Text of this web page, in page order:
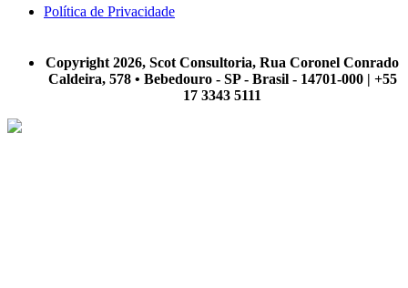
Política de Privacidade
Copyright 2026, Scot Consultoria, Rua Coronel Conrado
Caldeira, 578 • Bebedouro - SP - Brasil - 14701-000 | +55
17 3343 5111